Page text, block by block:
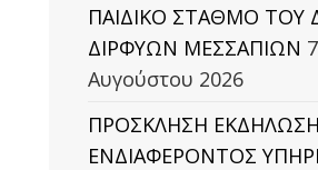
ΠΑΙΔΙΚΟ ΣΤΑΘΜΟ ΤΟΥ
ΔΙΡΦΥΩΝ ΜΕΣΣΑΠΙΩΝ 7
Αυγούστου 2026
ΠΡΟΣΚΛΗΣΗ
ΕΝΔΙΑΦΕΡΟΝΤΟΣ